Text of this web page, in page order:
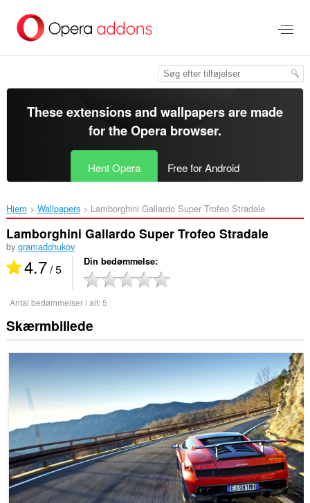
hovedindhold
These extensions and wallpapers are made
for theOpera browser.
Hent Opera Free for Android
Hjem Wallpapers Lamborghini Gallardo Super Trofeo Stradale‎
Lamborghini Gallardo Super Trofeo Stradale
by gramadchukov
4.7/ 5 Din bedømmelse
Antal bedømmelser i alt:5
Skærmbillede